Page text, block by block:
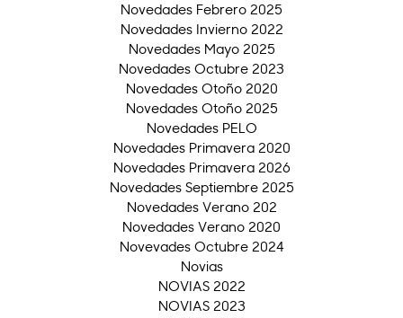
Novedades Febrero 2025
Novedades Invierno 2022
Novedades Mayo 2025
Novedades Octubre 2023
Novedades Otoño 2020
Novedades Otoño 2025
Novedades PELO
Novedades Primavera 2020
Novedades Primavera 2026
Novedades Septiembre 2025
Novedades Verano 202
Novedades Verano 2020
Novevades Octubre 2024
Novias
NOVIAS 2022
NOVIAS 2023